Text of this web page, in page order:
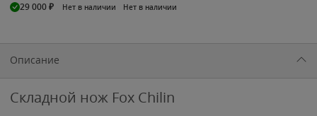
29 000₽ Нет в наличии Нет в наличии
Описание
Складной нож Fox Chilin